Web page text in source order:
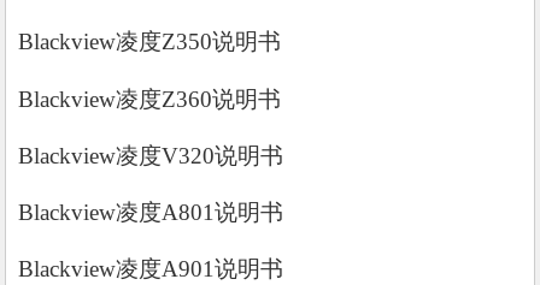
Blackview凌度Z350说明书
Blackview凌度Z360说明书
Blackview凌度V320说明书
Blackview凌度A801说明书
Blackview凌度A901说明书